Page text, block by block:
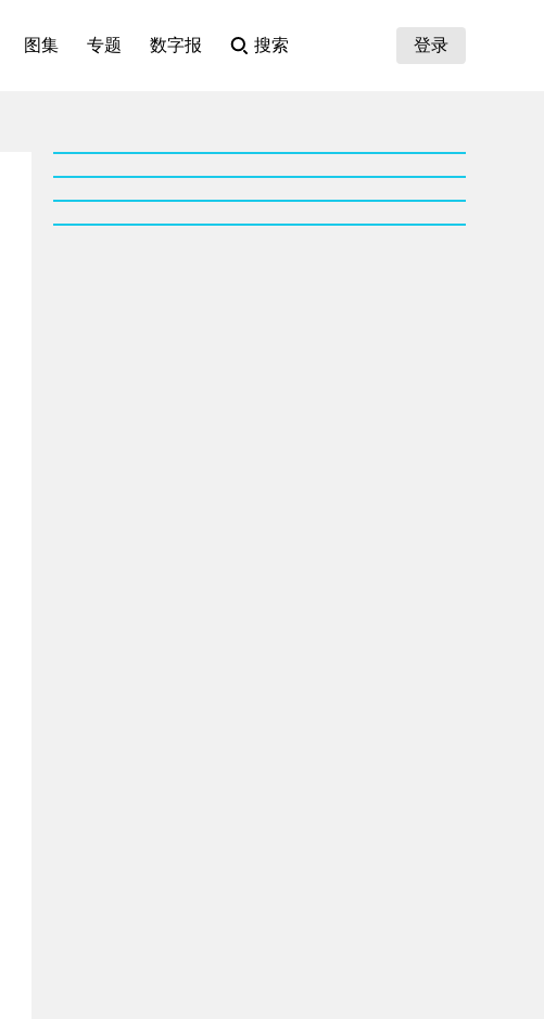
图集 专题 数字报 搜索 登录